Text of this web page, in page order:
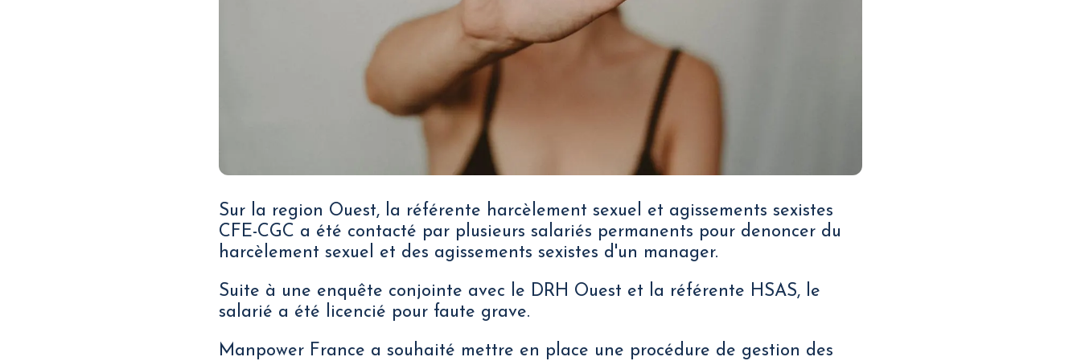
Sur la region Ouest, la référente harcèlement sexuel et agissements sexistes
CFE-CGC a été contacté par plusieurs salariés permanents pour denoncer du
harcèlement sexuel et des agissements sexistes d'un manager.
Suite à une enquête conjointe avec le DRH Ouest et la référente HSAS, le
salarié a été licencié pour faute grave.
Manpower France a souhaité mettre en place une procédure de gestion des